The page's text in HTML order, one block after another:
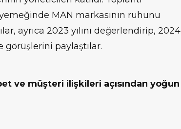
MAN markasının ruhunu
ayrıca 2023 yılını değerlendirip, 2024
görüşlerini paylaştılar.
ve müşteri ilişkileri açısından yoğun